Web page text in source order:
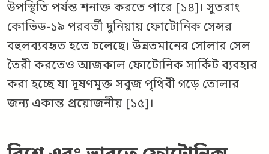
উপস্থিতি পর্যন্ত শনাক্ত করতে পারে [১৪]। সুতরাং
কোভিড-১৯ পরবর্তী দুনিয়ায় ফোটোনিক সেন্সর
বহুলব্যবহৃত হতে চলেছে। উন্নতমানের সোলার সেল
তৈরী করতেও আজকাল ফোটোনিক সার্কিট ব্যবহার
করা হচ্ছে যা দূষণমুক্ত সবুজ পৃথিবী গড়ে তোলার
জন্য একান্ত প্রয়োজনীয় [১৫]।